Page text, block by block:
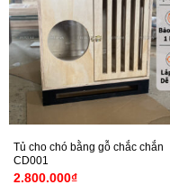
Tủ cho chó bằng gỗ chắc chắn
CD001
2.800.000₫